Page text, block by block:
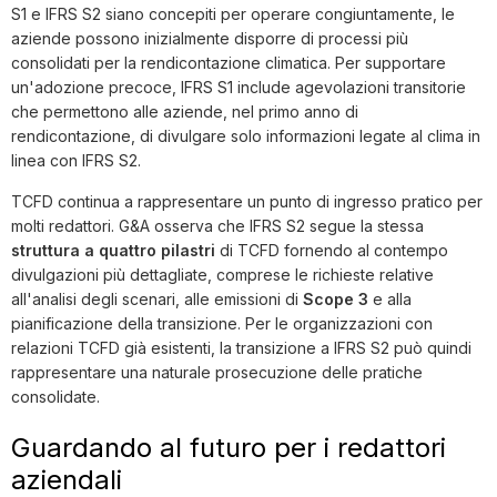
S1 e IFRS S2 siano concepiti per operare congiuntamente, le
aziende possono inizialmente disporre di processi più
consolidati per la rendicontazione climatica. Per supportare
un'adozione precoce, IFRS S1 include agevolazioni transitorie
che permettono alle aziende, nel primo anno di
rendicontazione, di divulgare solo informazioni legate al clima in
linea con IFRS S2.
TCFD continua a rappresentare un punto di ingresso pratico per
molti redattori. G&A osserva che IFRS S2 segue la stessa
struttura a quattro pilastri di TCFD fornendo al contempo
divulgazioni più dettagliate, comprese le richieste relative
all'analisi degli scenari, alle emissioni di Scope 3 e alla
pianificazione della transizione. Per le organizzazioni con
relazioni TCFD già esistenti, la transizione a IFRS S2 può quindi
rappresentare una naturale prosecuzione delle pratiche
consolidate.
Guardando al futuro per i redattori
aziendali